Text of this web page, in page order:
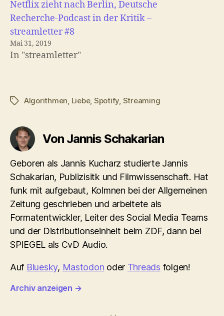
Netflix zieht nach Berlin, Deutsche
Recherche-Podcast in der Kritik –
streamletter #8
Mai 31, 2019
In "streamletter"
Schlagwörter
Algorithmen, Liebe, Spotify, Streaming
Von Jannis Schakarian
Geboren als Jannis Kucharz studierte Jannis
Schakarian, Publizisitk und Filmwissenschaft. Hat
funk mit aufgebaut, Kolmnen bei der Allgemeinen
Zeitung geschrieben und arbeitete als
Formatentwickler, Leiter des Social Media Teams
und der Distributionseinheit beim ZDF, dann bei
SPIEGEL als CvD Audio.
Auf Bluesky, Mastodon oder Threads folgen!
Archiv anzeigen →